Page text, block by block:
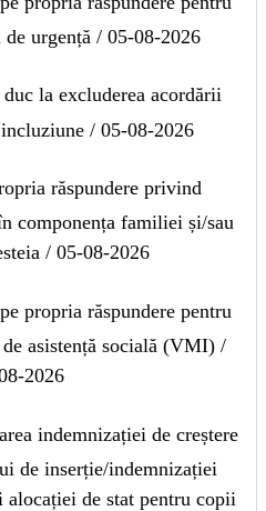
urgență / 05-08-2026
la excluderea acordării
/ 05-08-2026
răspundere privind
componența familiei și/sau
/ 05-08-2026
propria răspundere pentru
asistență socială (VMI) /
2026
indemnizației de creștere
de inserție/indemnizației
de stat pentru copii